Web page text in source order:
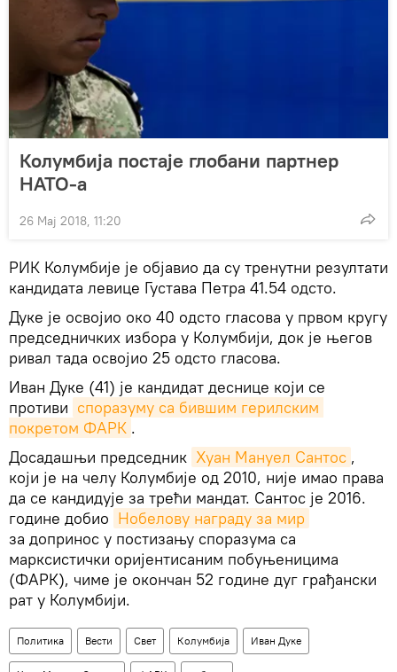
Колумбија постаје глобани партнер
НАТО-а
26 Мај 2018, 11:20
РИК Колумбије је објавио да су тренутни резултати
кандидата левице Густава Петра 41.54 одсто.
Дуке је освојио око 40 одсто гласова у првом кругу
председничких избора у Колумбији, док је његов
ривал тада освојио 25 одсто гласова.
Иван Дуке (41) је кандидат деснице који се
противи споразуму са бившим герилским
покретом ФАРК .
Досадашњи председник Хуан Мануел Сантос ,
који је на челу Колумбије од 2010, није имао права
да се кандидује за трећи мандат. Сантос је 2016.
године добио Нобелову награду за мир
за допринос у постизању споразума са
марксистички оријентисаним побуњеницима
(ФАРК), чиме је окончан 52 године дуг грађански
рат у Колумбији.
Политика Вести Свет Колумбија Иван Дуке